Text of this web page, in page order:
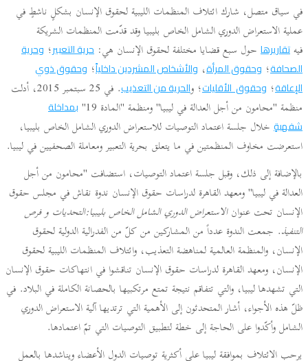
في سياق متصل، شارك ائتلاف المنظمات الليبية لحقوق الإنسان بشكلٍ ناشطٍ في
عملية الاستعراض الدوري الشامل الخاص بليبيا وقد قدّمت المنظمات الشريكة
فيهتقاريرها حول سبع قضايا مختلفة لحقوق الإنسان هي: حرية التعبير؛ وحرية
الصحافة؛ وحقوق المرأة، والأشخاص المشردين داخلياً؛ وحقوق ذوي
الإعاقة؛ وحقوق الأقليات؛ والحرية من التعذيب
. في 25 سبتمبر 2015، أدلت
منظمة "محامون من أجل العدالة في ليبيا" ومنظمة "المادة 19"
بمداخلة
شفهيةٍ خلال جلسة اعتماد التوصيات للاستعراض الدوري الشامل الخاص بليبيا،
استعرضت مخاوف المنظمتين في ما يتعلق بحرية التعبير ومعاملة الصحفيين في ليبيا.
بالإضافة إلى ذلك، وقبل جلسة اعتماد التوصيات، استضافت "محامون من أجل
العدالة في ليبيا" ومعهد القاهرة لدراسات حقوق الإنسان ندوة نقاش في مجلس حقوق
الإنسان تحت عنوانالاستعراض الدوري الشامل الخاص بليبيا:التحديات و فرص
التنفيذ. جمعت الندوة عدداً من المشاركين من كلّ من الفدرالية الدولية لحقوق
الإنسان، والمنظمة العالمية لمناهضة التعذيب، وائتلاف المنظمات الليبية لحقوق
الإنسان، ومعهد القاهرة لدراسات حقوق الإنسان تناقشوا في انتهاكات حقوق الإنسان
التي تشهدها ليبيا، والتي تتفاقم نتيجة تمتع مرتكبيها بالحصانة الكاملة في البلاد. في
ظلّ هذه الأجواء، أشار المتحدثون إلى الأهمية التي ترتديها آلية الاستعراض الدوري
الشامل وأكّدوا على الحاجة إلى خطة لتطبيق التوصيات التي تمّ اعتمادها.
يرحب الائتلاف بموافقة ليبيا على أكثرية توصيات الدول الأعضاء ويناشدها بالعمل